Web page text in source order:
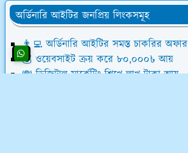
অর্ডিনারি আইটির জনপ্রিয় লিংকসমূহ
👨‍💻 অর্ডিনারি আইটির সমস্ত চাকরির অফার
💰 ওয়েবসাইট ক্রয় করে ৮০,০০০৳ আয়
💸 ডিজিটাল মার্কেটিং শিখে লাখ টাকা আয়